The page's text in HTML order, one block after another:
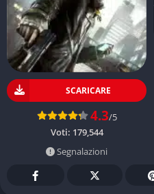
SCARICARE
4.3/5
Voti: 179,544
Segnalazioni